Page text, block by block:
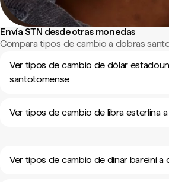
Envía STN desde otras monedas
Compara tipos de cambio a dobras
Ver tipos de cambio de dólar
santotomense
Ver tipos de cambio de libra esterlina
Ver tipos de cambio de dinar bareiní